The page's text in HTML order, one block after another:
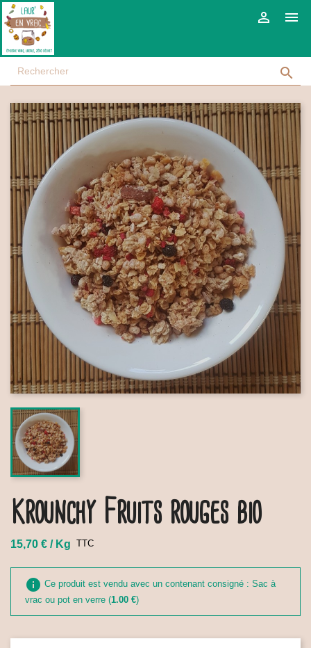



Krounchy Fruits rouges bio
15,70 € / Kg TTC
info Ce produit est vendu avec un contenant consigné : Sac à
vrac ou pot en verre (1.00 €)